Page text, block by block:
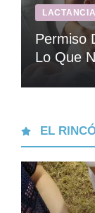
Permiso
Lo Que
EL